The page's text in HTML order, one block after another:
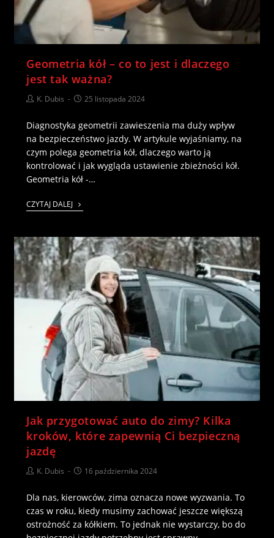
Geometria kół – co to jest i dlaczego
jest tak ważna?
K. Dubis 25 listopada 2024
Diagnostyka geometrii zawieszenia ma duży wpływ
na bezpieczeństwo jazdy. W artykule wyjaśniamy, na
czym polega geometria kół, dlaczego warto ją
kontrolować i jak wygląda ustawienie zbieżności kół.
Geometria kół -…
CZYTAJ DALEJ
Jak przygotować auto do zimy? Kilka
kroków, które zapewnią Ci bezpieczną
jazdę
K. Dubis 16 października 2024
Dla nas, kierowców, zima oznacza nowe wyzwania. To
czas w roku, kiedy musimy zachować jeszcze większą
ostrożność za kółkiem. To jednak nie wystarczy, bo do